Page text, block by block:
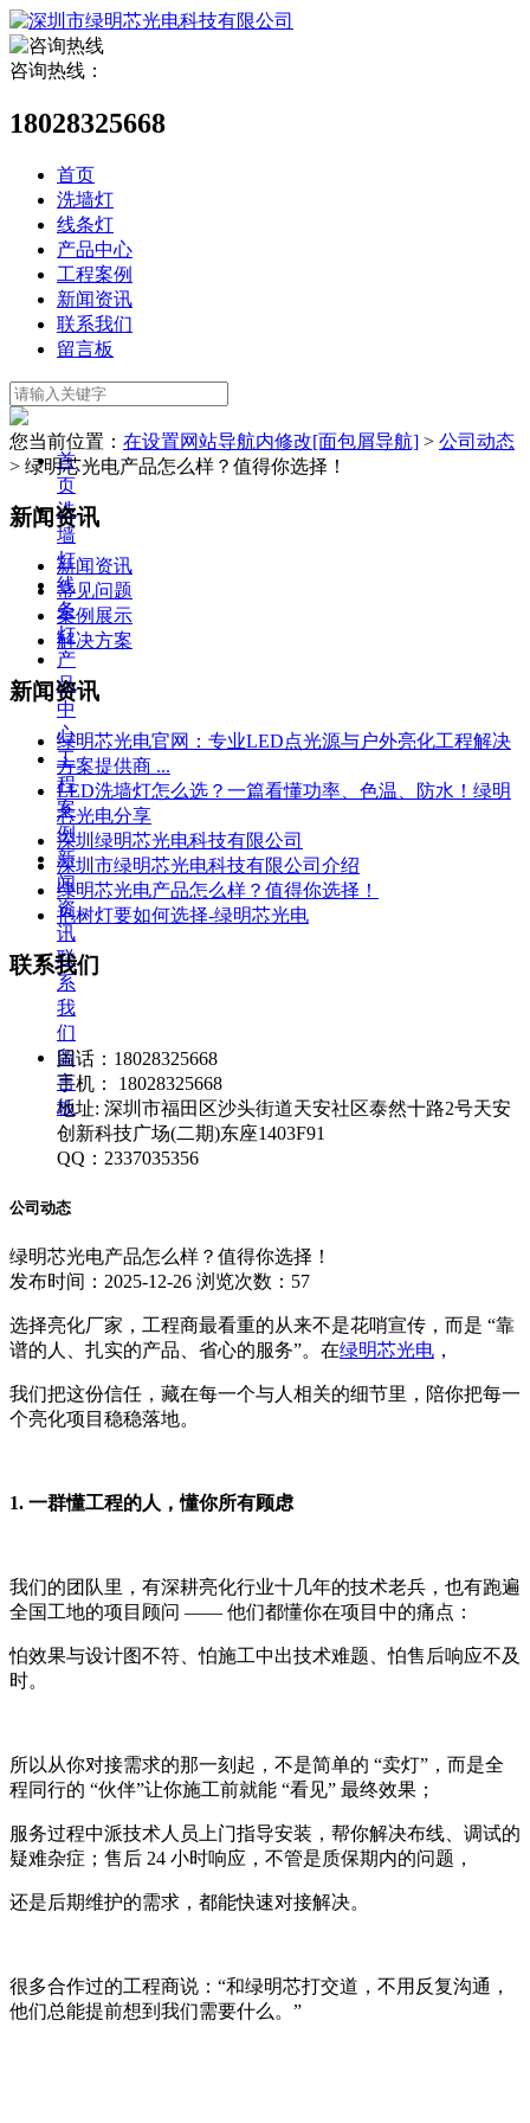
咨询热线：
18028325668
首页
洗墙灯
线条灯
产品中心
工程案例
新闻资讯
联系我们
留言板
首
页
洗
墙
灯
线
条
灯
产
品
中
心
工
程
案
例
新
闻
资
讯
联
系
我
们
留
言
板
您当前位置： 在设置网站导航内修改[面包屑导航] > 公司动态
> 绿明芯光电产品怎么样？值得你选择！
新闻资讯
新闻资讯
常见问题
案例展示
解决方案
新闻资讯
绿明芯光电官网：专业LED点光源与户外亮化工程解决
方案提供商 ...
LED洗墙灯怎么选？一篇看懂功率、色温、防水！绿明
芯光电分享
​深圳绿明芯光电科技有限公司
深圳市绿明芯光电科技有限公司介绍
绿明芯光电产品怎么样？值得你选择！
抱树灯要如何选择-绿明芯光电
联系我们
固话：18028325668
手机： 18028325668
地址: 深圳市福田区沙头街道天安社区泰然十路2号天安
创新科技广场(二期)东座1403F91
QQ：2337035356
公司动态
绿明芯光电产品怎么样？值得你选择！
发布时间：2025-12-26 浏览次数：57
选择亮化厂家，工程商最看重的从来不是花哨宣传，而是 “靠
谱的人、扎实的产品、省心的服务”。在绿明芯光电 ，
我们把这份信任，藏在每一个与人相关的细节里，陪你把每一
个亮化项目稳稳落地。
1. 一群懂工程的人，懂你所有顾虑
我们的团队里，有深耕亮化行业十几年的技术老兵，也有跑遍
全国工地的项目顾问 —— 他们都懂你在项目中的痛点：
怕效果与设计图不符、怕施工中出技术难题、怕售后响应不及
时。
所以从你对接需求的那一刻起，不是简单的 “卖灯”，而是全
程同行的 “伙伴”让你施工前就能 “看见” 最终效果；
服务过程中派技术人员上门指导安装，帮你解决布线、调试的
疑难杂症；售后 24 小时响应，不管是质保期内的问题，
还是后期维护的需求，都能快速对接解决。
很多合作过的工程商说：“和绿明芯打交道，不用反复沟通，
他们总能提前想到我们需要什么。”